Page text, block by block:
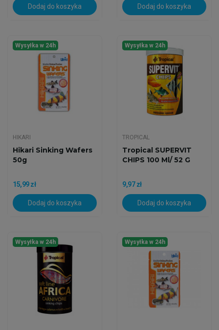
Dodaj do koszyka Dodaj do koszyka
Wysyłka w 24h
HIKARI
Hikari Sinking Wafers
50g
15,99 zł
Dodaj do koszyka
Wysyłka w 24h
TROPICAL
Tropical SUPERVIT
CHIPS 100 Ml/ 52 G
9,97 zł
Dodaj do koszyka
Wysyłka w 24h Wysyłka w 24h